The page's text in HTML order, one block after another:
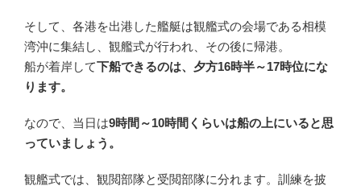
そして、各港を出港した艦艇は観艦式の会場である相模
湾沖に集結し、観艦式が行われ、その後に帰港。
船が着岸して下船できるのは、夕方16時半～17時位にな
ります。
なので、当日は9時間～10時間くらいは船の上にいると思
っていましょう。
観艦式では、観閲部隊と受閲部隊に分れます。訓練を披